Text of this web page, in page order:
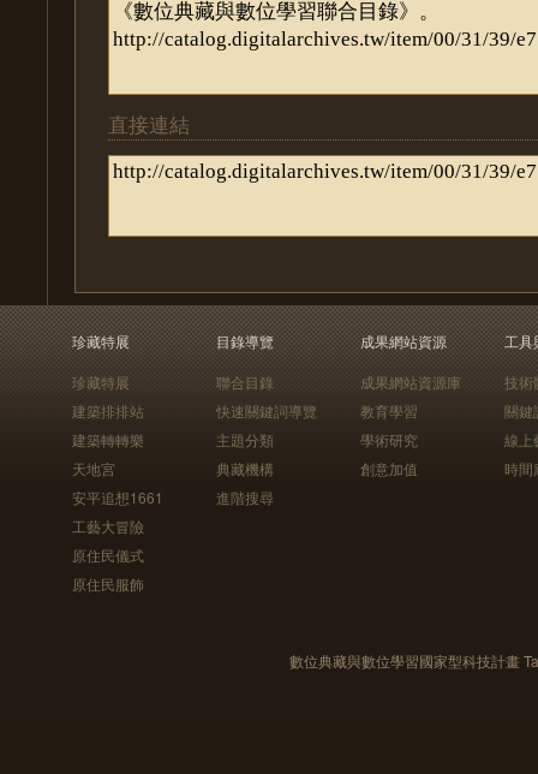
直接連結
珍藏特展
珍藏特展
建築排排站
建築轉轉樂
天地宮
安平追想1661
工藝大冒險
原住民儀式
原住民服飾
目錄導覽
聯合目錄
快速關鍵詞導覽
主題分類
典藏機構
進階搜尋
成果網站資源
成果網站資源庫
教育學習
學術研究
創意加值
工具
技術
關鍵
線上
時間
數位典藏與數位學習國家型科技計畫